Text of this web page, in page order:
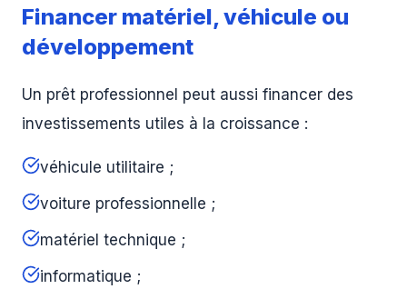
Financer matériel, véhicule ou
développement
Un prêt professionnel peut aussi financer des
investissements utiles à la croissance :
véhicule utilitaire ;
voiture professionnelle ;
matériel technique ;
informatique ;